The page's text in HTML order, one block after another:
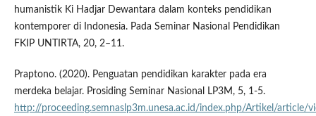
humanistik Ki Hadjar Dewantara dalam konteks pendidikan
kontemporer di Indonesia. Pada Seminar Nasional Pendidikan
FKIP UNTIRTA, 20, 2–11.
Praptono. (2020). Penguatan pendidikan karakter pada era
merdeka belajar. Prosiding Seminar Nasional LP3M, 5, 1-5.
http://proceeding.semnaslp3m.unesa.ac.id/index.php/Artikel/article/